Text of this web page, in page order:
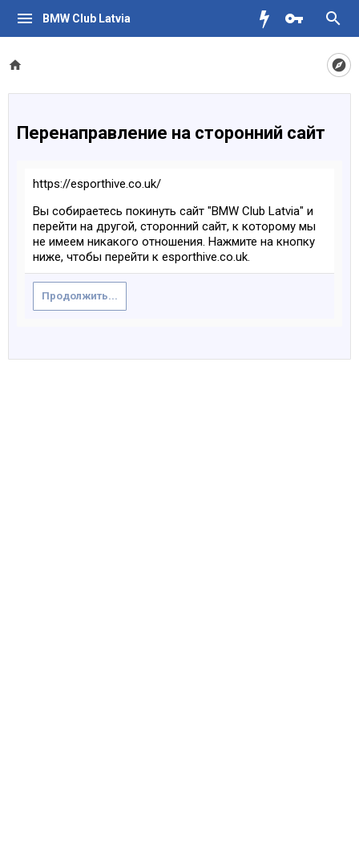
BMW Club Latvia
Перенаправление на сторонний сайт
https://esporthive.co.uk/
Вы собираетесь покинуть сайт "BMW Club Latvia" и
перейти на другой, сторонний сайт, к которому мы
не имеем никакого отношения. Нажмите на кнопку
ниже, чтобы перейти к esporthive.co.uk.
Продолжить...